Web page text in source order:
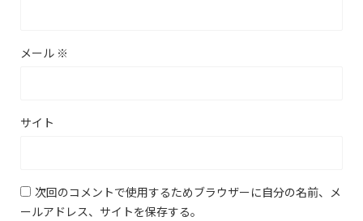
メール ※
サイト
次回のコメントで使用するためブラウザーに自分の名前、メ
ールアドレス、サイトを保存する。